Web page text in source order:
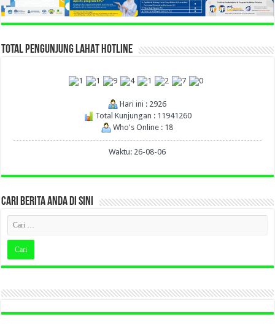
TOTAL PENGUNJUNG LAHAT HOTLINE
Hari ini : 2926
Total Kunjungan : 11941260
Who's Online : 18
Waktu: 26-08-06
CARI BERITA ANDA DI SINI